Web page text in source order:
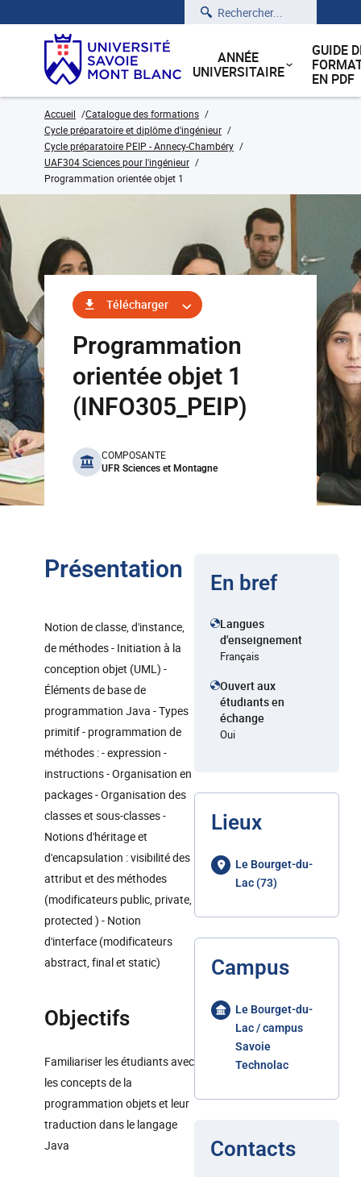
Rechercher
ANNÉE
UNIVERSITAIRE
GUIDE
EN PDF
Accueil
Catalogue des formations
Cycle préparatoire et diplôme d'ingénieur
Cycle préparatoire PEIP - Annecy-Chambéry
UAF304 Sciences pour l'ingénieur
Programmation orientée objet 1
Télécharger
Programmation
orientée objet 1
(INFO305_PEIP)
benefits
COMPOSANTE
UFR Sciences et Montagne
Présentation
Notion de classe, d'instance,
de méthodes - Initiation à la
conception objet (UML) -
Éléments de base de
programmation Java - Types
primitif - programmation de
méthodes : - expression -
instructions - Organisation en
packages - Organisation des
classes et sous-classes -
Notions d'héritage et
d'encapsulation : visibilité des
attribut et des méthodes
(modificateurs public, private,
protected ) - Notion
d'interface (modificateurs
abstract, final et static)
Objectifs
Familiariser les étudiants avec
les concepts de la
programmation objets et leur
traduction dans le langage
Java
En bref
Langues
d'enseignement
Français
Ouvert aux
étudiants en
échange
Oui
Lieux
Le Bourget-du-
Lac (73)
Campus
Le Bourget-du-
Lac / campus
Savoie
Technolac
Contacts